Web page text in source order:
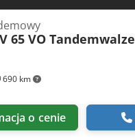
690 km
65 VO Tandemwalze
o cenie